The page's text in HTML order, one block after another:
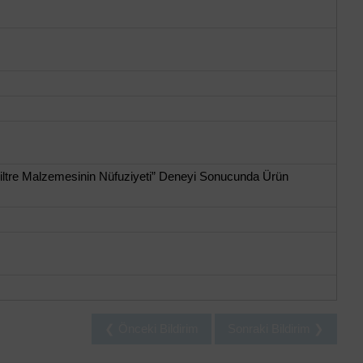
Malzemesinin Nüfuziyeti” Deneyi Sonucunda Ürün